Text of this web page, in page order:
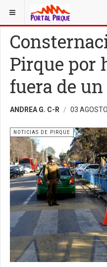
ESTÁ AQUÍ: NOTICIAS
Pirque por
fuera de
ANDREA G. C-R 03
NOTICIAS DE PIRQUE